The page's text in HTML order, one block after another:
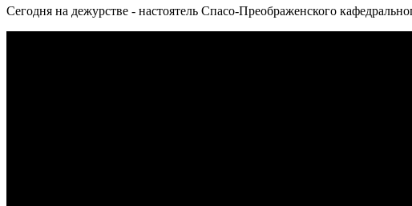
Сегодня на дежурстве - настоятель Спасо-Преображенского